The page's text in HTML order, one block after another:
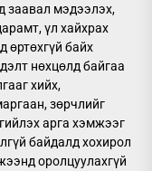
заавал мэдээлэх,
үл хайхрах
өртөхгүй байх
нөхцөлд байгаа
хийх,
зөрчлийг
арга хэмжээг
байдалд хохирол
оролцуулахгүй